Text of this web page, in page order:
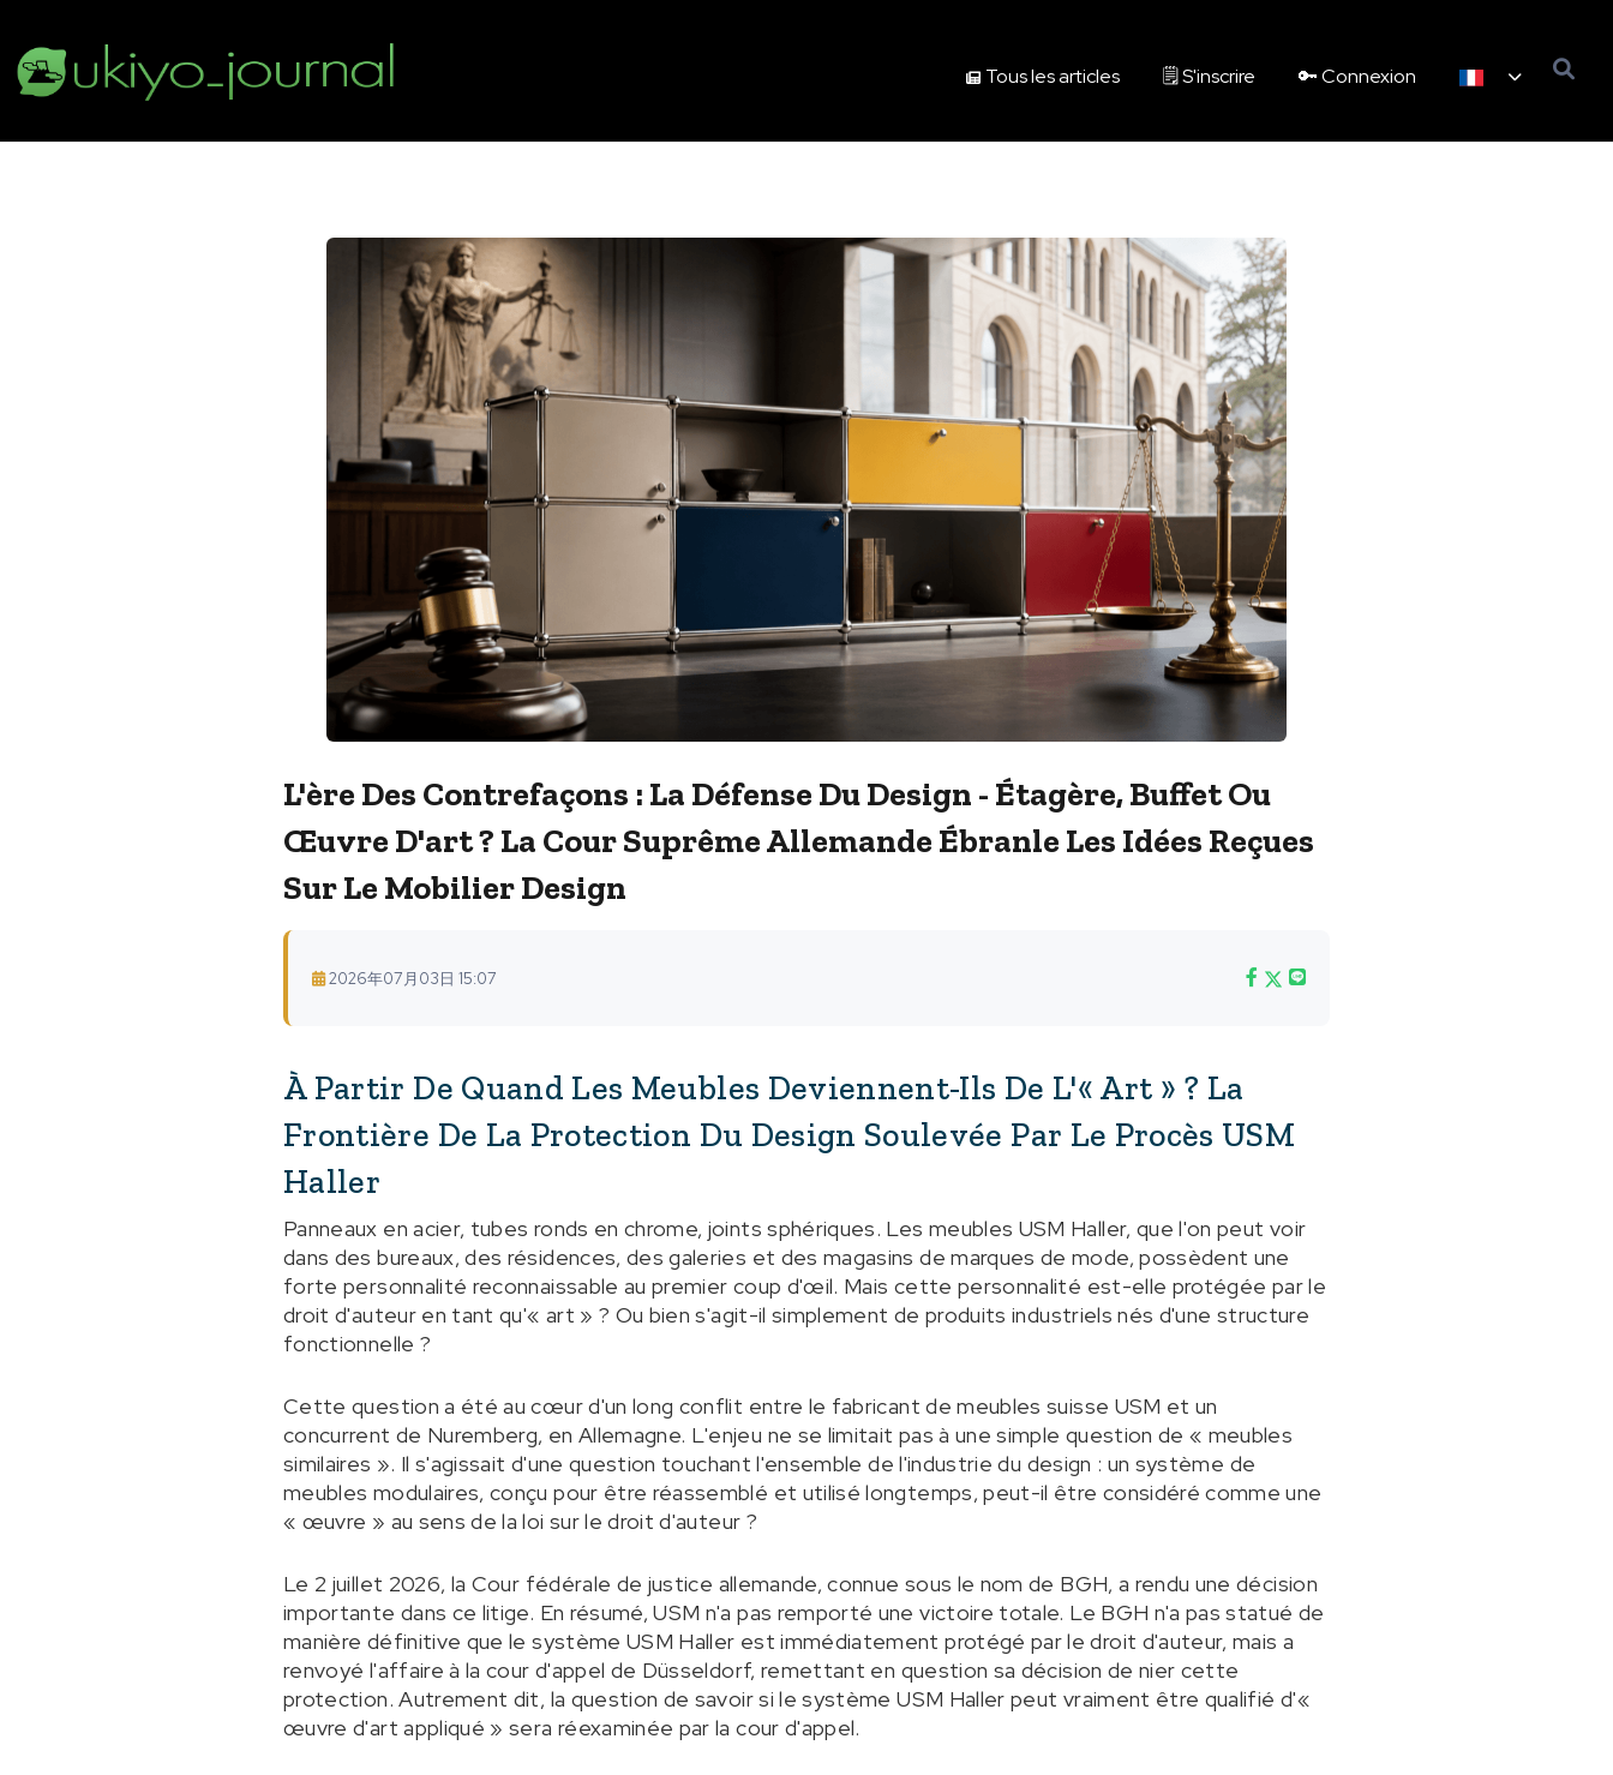
Tous les articles 🗒️ S'inscrire 🔑 Connexion
L'ère Des Contrefaçons : La Défense Du Design - Étagère, Buffet Ou
Œuvre D'art ? La Cour Suprême Allemande Ébranle Les Idées Reçues
Sur Le Mobilier Design
2026年07月03日 15:07
À Partir De Quand Les Meubles Deviennent-Ils De L'« Art » ? La
Frontière De La Protection Du Design Soulevée Par Le Procès USM
Haller
Panneaux en acier, tubes ronds en chrome, joints sphériques. Les meubles USM Haller, que l'on peut voir
dans des bureaux, des résidences, des galeries et des magasins de marques de mode, possèdent une
forte personnalité reconnaissable au premier coup d'œil. Mais cette personnalité est-elle protégée par le
droit d'auteur en tant qu'« art » ? Ou bien s'agit-il simplement de produits industriels nés d'une structure
fonctionnelle ?
Cette question a été au cœur d'un long conflit entre le fabricant de meubles suisse USM et un
concurrent de Nuremberg, en Allemagne. L'enjeu ne se limitait pas à une simple question de « meubles
similaires ». Il s'agissait d'une question touchant l'ensemble de l'industrie du design : un système de
meubles modulaires, conçu pour être réassemblé et utilisé longtemps, peut-il être considéré comme une
« œuvre » au sens de la loi sur le droit d'auteur ?
Le 2 juillet 2026, la Cour fédérale de justice allemande, connue sous le nom de BGH, a rendu une décision
importante dans ce litige. En résumé, USM n'a pas remporté une victoire totale. Le BGH n'a pas statué de
manière définitive que le système USM Haller est immédiatement protégé par le droit d'auteur, mais a
renvoyé l'affaire à la cour d'appel de Düsseldorf, remettant en question sa décision de nier cette
protection. Autrement dit, la question de savoir si le système USM Haller peut vraiment être qualifié d'«
œuvre d'art appliqué » sera réexaminée par la cour d'appel.